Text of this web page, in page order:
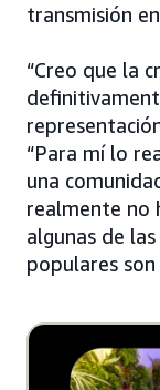
transmisión
“Creo que la
“Para mí lo
una
realmente no
algunas de
populares son